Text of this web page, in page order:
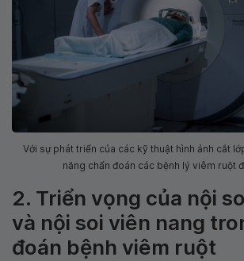
Với sự phát triển của các kỹ thuật hình ảnh cắt
năng chẩn đoán các bệnh lý viêm ruột
2. Triển vọng của nội
và nội soi viên nang
đoán bệnh viêm ruột